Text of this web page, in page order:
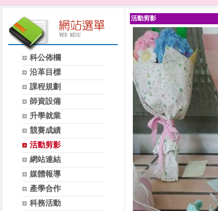
科公佈欄
沿革目標
課程規劃
師資設備
升學就業
競賽成績
活動剪影
網站連結
媒體報導
產學合作
科務活動
活動剪影